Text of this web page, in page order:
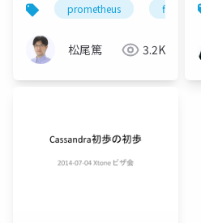
る
prometheus
松尾篤 3.2K